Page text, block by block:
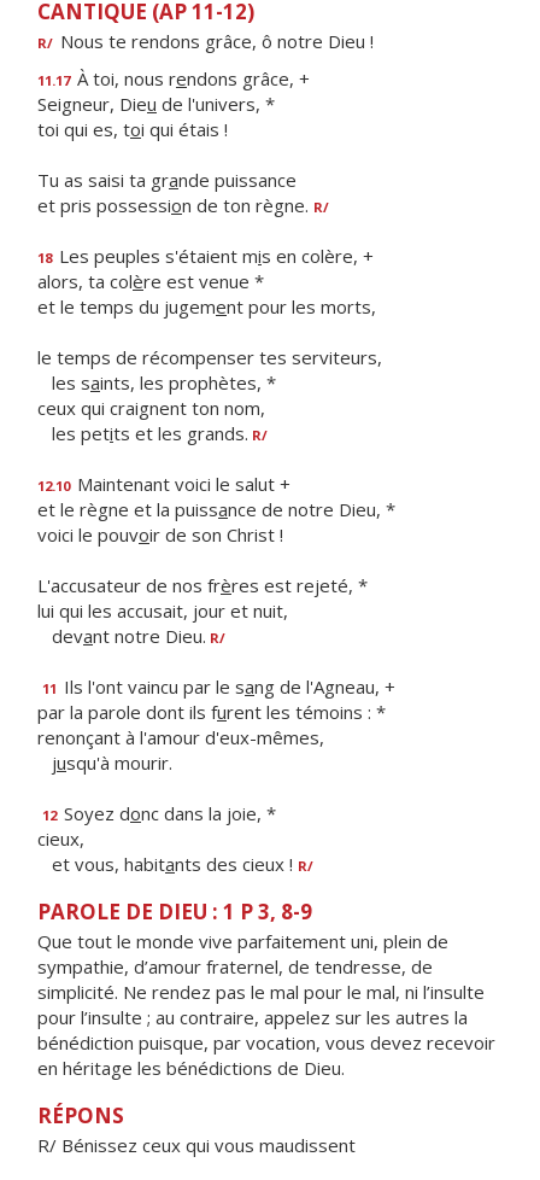
CANTIQUE (AP 11-12)
R/ Nous te rendons grâce, ô notre Dieu !
11.17 À toi, nous rendons grâce, +
Seigneur, Dieu de l'univers, *
toi qui es, toi qui étais !
Tu as saisi ta grande puissance
et pris possession de ton règne. R/
18 Les peuples s'étaient mis en colère, +
alors, ta colère est venue *
et le temps du jugement pour les morts,
le temps de récompenser tes serviteurs,
les saints, les prophètes, *
ceux qui craignent ton nom,
les petits et les grands. R/
12.10 Maintenant voici le salut +
et le règne et la puissance de notre Dieu, *
voici le pouvoir de son Christ !
L'accusateur de nos frères est rejeté, *
lui qui les accusait, jour et nuit,
devant notre Dieu. R/
11 Ils l'ont vaincu par le sang de l'Agneau, +
par la parole dont ils furent les témoins : *
renonçant à l'amour d'eux-mêmes,
jusqu'à mourir.
12 Soyez donc dans la joie, *
cieux,
et vous, habitants des cieux ! R/
PAROLE DE DIEU : 1 P 3, 8-9
Que tout le monde vive parfaitement uni, plein de
sympathie, d’amour fraternel, de tendresse, de
simplicité. Ne rendez pas le mal pour le mal, ni l’insulte
pour l’insulte ; au contraire, appelez sur les autres la
bénédiction puisque, par vocation, vous devez recevoir
en héritage les bénédictions de Dieu.
RÉPONS
R/ Bénissez ceux qui vous maudissent